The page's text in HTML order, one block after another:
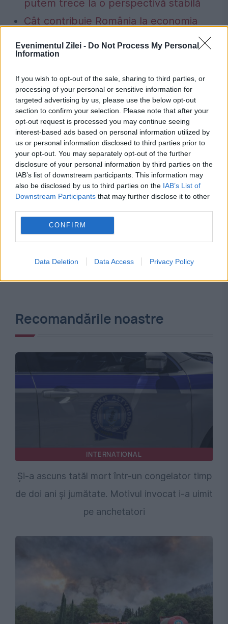
Evenimentul Zilei - Do Not Process My Personal
Information
If you wish to opt-out of the sale, sharing to third parties, or
processing of your personal or sensitive information for
targeted advertising by us, please use the below opt-out
section to confirm your selection. Please note that after your
opt-out request is processed you may continue seeing
interest-based ads based on personal information utilized by
us or personal information disclosed to third parties prior to
your opt-out. You may separately opt-out of the further
disclosure of your personal information by third parties on the
IAB’s list of downstream participants. This information may
also be disclosed by us to third parties on the IAB’s List of
Downstream Participants that may further disclose it to other
CONFIRM
Data Deletion Data Access Privacy Policy
putem trece la o perspectivă stabilă
Cât contribuie România la economia
Uniunii Europene. Eurostat a publicat un
nou clasament pentru 2025
Grecia inmormantare juan carlos rege
Recomandările noastre
INTERNATIONAL
Și-a ascuns tatăl mort într-un congelator timp
de doi ani și jumătate. Motivul invocat i-a uimit
pe anchetatori